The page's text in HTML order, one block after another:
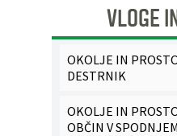
VLOGE
OKOLJE IN
DESTRNIK
OKOLJE IN
OBČIN V